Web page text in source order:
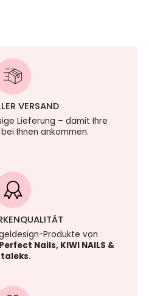
VERSAND
Lieferung – damit Ihre
Ihnen ankommen.
Produkte von
Perfect Nails, KIWI NAILS &
.